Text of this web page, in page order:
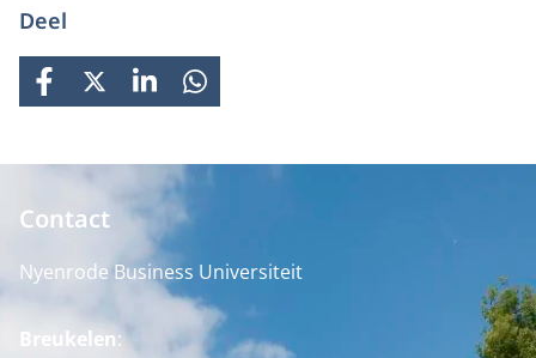
Deel
FACEBOOK
X LINKEDINWHATSAPP
Contact
Nyenrode Business Universiteit
Breukelen: